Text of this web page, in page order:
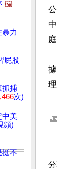
🖼️
暴力
屁股
抓捕
次)
中美
頻)
挺不
分